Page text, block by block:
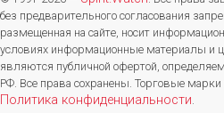
без предварительного согласования
размещенная на сайте, носит
условиях информационные материалы и
являются публичной офертой,
РФ. Все права сохранены. Торговые
Политика конфиденциальности.